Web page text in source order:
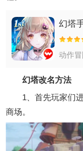
幻塔
动作
幻塔改名方法
1、首先玩家们进
商场。